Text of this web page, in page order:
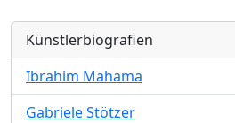
Künstlerbiografien
Ibrahim Mahama
Gabriele Stötzer